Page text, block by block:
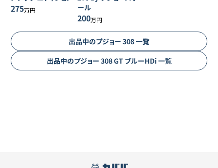
275万円
ール
200万円
出品中のプジョー 308一覧
出品中のプジョー 308GT ブルーHDi一覧